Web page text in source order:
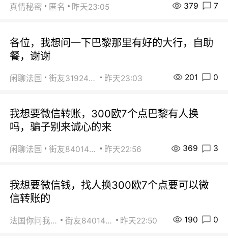
真情秘密 匿名 昨天23:05 379 7
各位，我想问一下巴黎那里有好的大行，自助
餐，谢谢
闲聊法国 街友31924072 昨天23:03 201 0
我想要微信转账，300欧7个点巴黎有人换
吗，骗子别来诚心的来
闲聊法国 街友84014588 昨天22:56 369 3
我想要微信钱，找人换300欧7个点要可以微
信转账的
法国你问我答 街友84014588 昨天22:50 190 0